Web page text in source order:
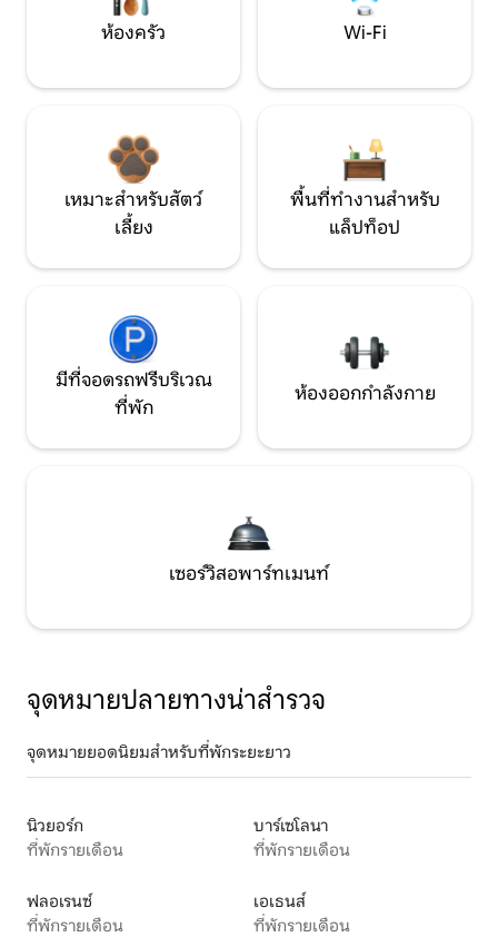
ห้องครัว Wi-Fi
เหมาะสำหรับสัตว์
เลี้ยง
พื้นที่ทำงานสำหรับ
แล็ปท็อป
มีที่จอดรถฟรีบริเวณ
ที่พัก
ห้องออกกำลังกาย
เซอร์วิสอพาร์ทเมนท์
จุดหมายปลายทางน่าสำรวจ
จุดหมายยอดนิยมสำหรับที่พักระยะยาว
นิวยอร์ก
ที่พักรายเดือน
บาร์เซโลนา
ที่พักรายเดือน
ฟลอเรนซ์
ที่พักรายเดือน
เอเธนส์
ที่พักรายเดือน